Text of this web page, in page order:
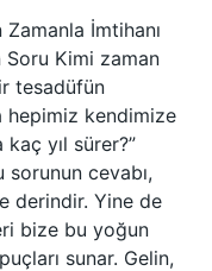
Zamanla İmtihanı
Soru Kimi zaman
tesadüfün
hepimiz kendimize
kaç yıl sürer?”
cevabı,
derindir. Yine de
bize bu yoğun
sunar. Gelin,